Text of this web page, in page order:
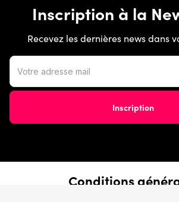
Inscription à la
Recevez les dernières news dans
Conditions